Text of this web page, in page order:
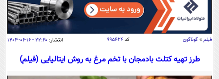
سواد زندگی
اقتصاد
اقتصادی
جامعه
فیلم » گوناگون کد۹۹۵۴۲۴ انتشار: ۲۲:۲۰ - ۱۶-۰۶-۱۴۰۳
طرز تهیه کتلت بادمجان با تخم مرغ به روش ایتالیایی (فیلم)